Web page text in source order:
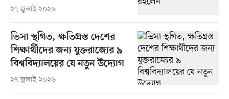
২৭ জুলাই ২০২৬
ভিসা স্থগিত, ক্ষতিগ্রস্ত দেশের
শিক্ষার্থীদের জন্য যুক্তরাজ্যের ৯
বিশ্ববিদ্যালয়ের যে নতুন উদ্যোগ
২৭ জুলাই ২০২৬